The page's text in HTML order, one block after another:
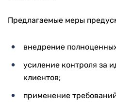
Предлагаемые меры
внедрение
усиление контроля за
клиентов;
применение